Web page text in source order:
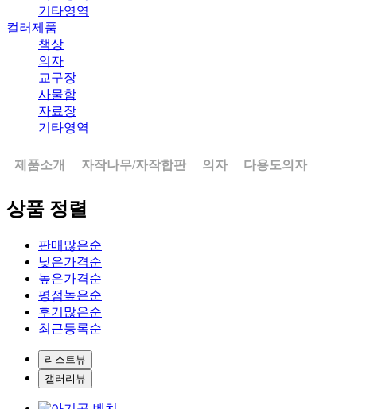
기타영역
컬러제품
책상
의자
교구장
사물함
자료장
기타영역
제품소개 자작나무/자작합판 의자 다용도의자
상품 정렬
판매많은순
낮은가격순
높은가격순
평점높은순
후기많은순
최근등록순
리스트뷰
갤러리뷰